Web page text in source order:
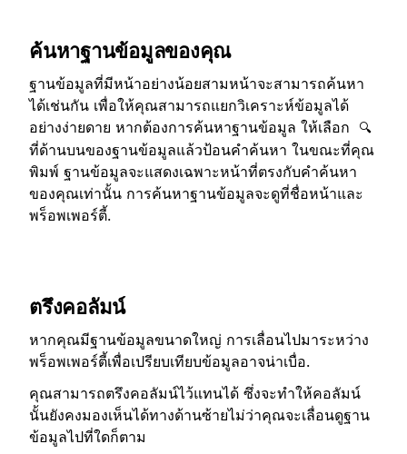
ค้นหาฐานข้อมูลของคุณ
ฐานข้อมูลที่มีหน้าอย่างน้อยสามหน้าจะสามารถค้นหา
ได้เช่นกัน เพื่อให้คุณสามารถแยกวิเคราะห์ข้อมูลได้
อย่างง่ายดาย หากต้องการค้นหาฐานข้อมูล ให้เลือก
🔍
ที่ด้านบนของฐานข้อมูลแล้วป้อนคำค้นหา ในขณะที่คุณ
พิมพ์ ฐานข้อมูลจะแสดงเฉพาะหน้าที่ตรงกับคำค้นหา
ของคุณเท่านั้น การค้นหาฐานข้อมูลจะดูที่ชื่อหน้าและ
พร็อพเพอร์ตี้.
ตรึงคอลัมน์
หากคุณมีฐานข้อมูลขนาดใหญ่ การเลื่อนไปมาระหว่าง
พร็อพเพอร์ตี้เพื่อเปรียบเทียบข้อมูลอาจน่าเบื่อ.
คุณสามารถตรึงคอลัมน์ไว้แทนได้ ซึ่งจะทำให้คอลัมน์
นั้นยังคงมองเห็นได้ทางด้านซ้ายไม่ว่าคุณจะเลื่อนดูฐาน
ข้อมูลไปที่ใดก็ตาม